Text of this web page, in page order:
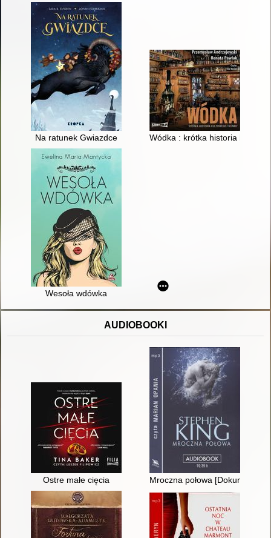
Na ratunek Gwiazdce Wódka : krótka historia
Wesoła wdówka
AUDIOBOOKI
Ostre małe cięcia Mroczna połowa [Dokument